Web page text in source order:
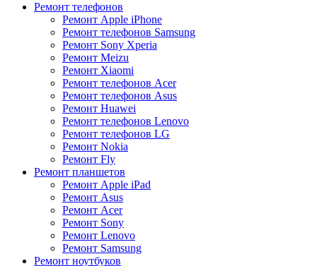
Ремонт телефонов
Ремонт Apple iPhone
Ремонт телефонов Samsung
Ремонт Sony Xperia
Ремонт Meizu
Ремонт Xiaomi
Ремонт телефонов Acer
Ремонт телефонов Asus
Ремонт Huawei
Ремонт телефонов Lenovo
Ремонт телефонов LG
Ремонт Nokia
Ремонт Fly
Ремонт планшетов
Ремонт Apple iPad
Ремонт Asus
Ремонт Acer
Ремонт Sony
Ремонт Lenovo
Ремонт Samsung
Ремонт ноутбуков